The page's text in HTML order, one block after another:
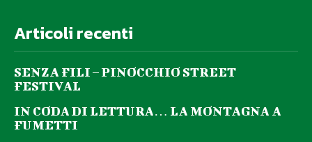
Articoli recenti
SENZA FILI – PINOCCHIO STREET
FESTIVAL
IN CODA DI LETTURA… LA MONTAGNA A
FUMETTI